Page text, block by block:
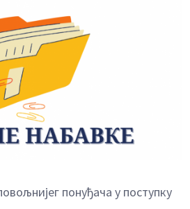
понуђача у поступку